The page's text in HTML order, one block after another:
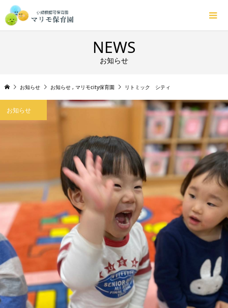
NEWS
お知らせ
お知らせ お知らせ , マリモcity保育園 リトミック シティ
お知らせ